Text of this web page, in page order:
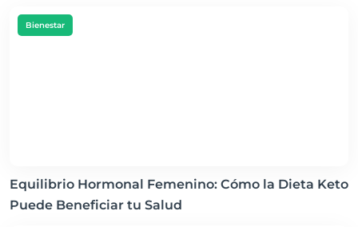
Bienestar
Equilibrio Hormonal Femenino: Cómo la Dieta Keto
Puede Beneficiar tu Salud